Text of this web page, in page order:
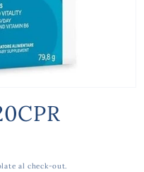
al check-out.